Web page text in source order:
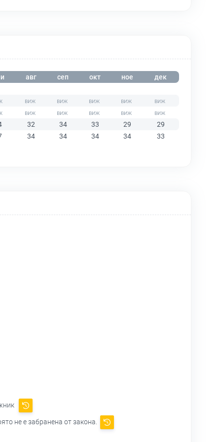
авг сеп окт ное дек
32 34 33 29
29
34 34 34 34 33
не е забранена от закона.